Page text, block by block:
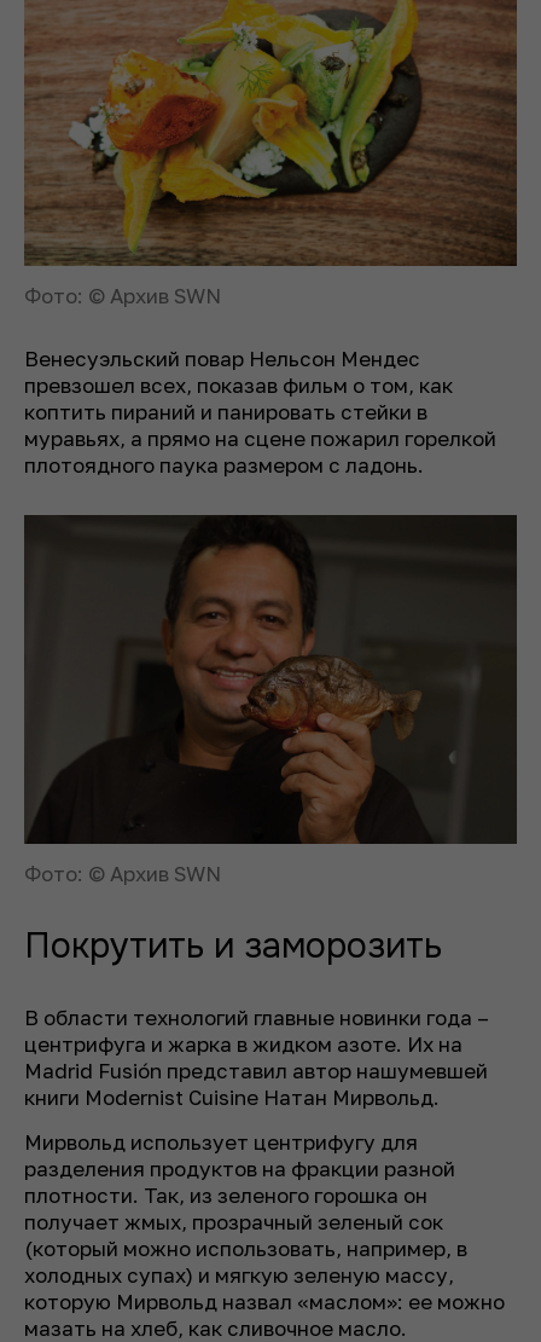
Фото: © Архив SWN
Венесуэльский повар Нельсон Мендес
превзошел всех, показав фильм о том, как
коптить пираний и панировать стейки в
муравьях, а прямо на сцене пожарил горелкой
плотоядного паука размером с ладонь.
Фото: © Архив SWN
Покрутить и заморозить
В области технологий главные новинки года –
центрифуга и жарка в жидком азоте. Их на
Madrid Fusión представил автор нашумевшей
книги Modernist Cuisine Натан Мирвольд.
Мирвольд использует центрифугу для
разделения продуктов на фракции разной
плотности. Так, из зеленого горошка он
получает жмых, прозрачный зеленый сок
(который можно использовать, например, в
холодных супах) и мягкую зеленую массу,
которую Мирвольд назвал «маслом»: ее можно
мазать на хлеб, как сливочное масло.